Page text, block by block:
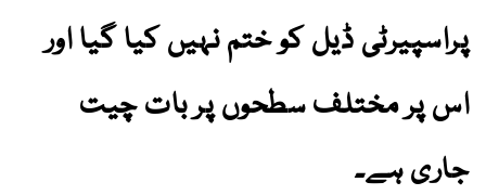
پراسپیرٹی ڈیل کو ختم نہیں کیا گیا اور
اس پر مختلف سطحوں پر بات چیت
جاری ہے۔